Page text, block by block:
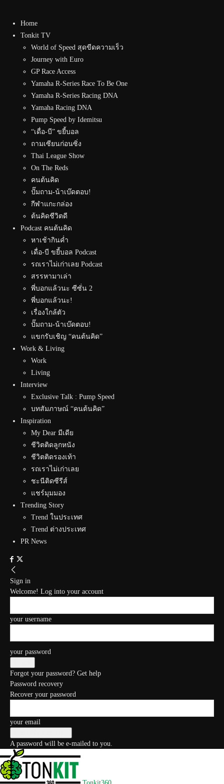
Home
Tonkit TV
World of Speed สุดขีดความเร็ว
Journey with Euro
GP Race Access
Yamaha R-Series Race To Be One
Yamaha R-Series Racing DNA
Yamaha Racing DNA
Pump Speed by Idemitsu
“เดื่อ-บี” ขยี้บอล
ถามเซียนก่อนซิ่ง
Thai League Show
On The Reds
คนต้นคิด
ปั๊มถาม-น้าเบ๊ดตอบ!
กีฬาแกะกล่อง
ต้นคิดชีวิตดี
Podcast คนต้นคิด
หาเช้ากินค่ำ
เดื่อ-บี ขยี้บอล Podcast
รถเราไม่เก่าเลย Podcast
สรรหามาเล่า
พี่บอกแล้วนะ ซีซั่น 2
พี่บอกแล้วนะ!
เรื่องใกล้ตัว
ปั๊มถาม-น้าเบ๊ดตอบ!
แขกรับเชิญ “คนต้นคิด”
Work & Living
Work
Living
Interview
Exclusive Talk : Pump Speed
บทสัมภาษณ์ “คนต้นคิด”
Inspiration
My Dear มีเดีย
ชีวิตติดลูกหนัง
ชีวิตติดรองเท้า
รถเราไม่เก่าเลย
ชะนีติดซีรีส์
แชร์มุมมอง
Trending Story
Trend ในประเทศ
Trend ต่างประเทศ
PR News
Sign in
Welcome! Log into your account
your username
your password
Forgot your password? Get help
Password recovery
Recover your password
your email
A password will be e-mailed to you.